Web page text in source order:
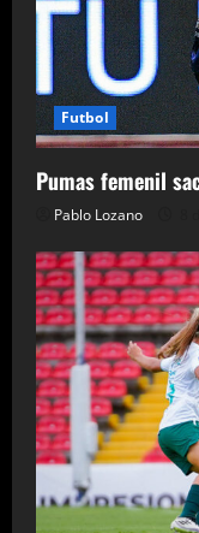
Futbol
Pumas femenil
Pablo Lozano